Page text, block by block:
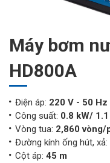
Máy bơm
HD800A
Điện áp: 220 V - 50 Hz
Công suất: 0.8 kW/ 1.1
Vòng tua: 2,860 vòng/
Đường kính ống hút, xả:
Cột áp: 45 m